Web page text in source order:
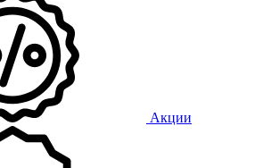
Акции